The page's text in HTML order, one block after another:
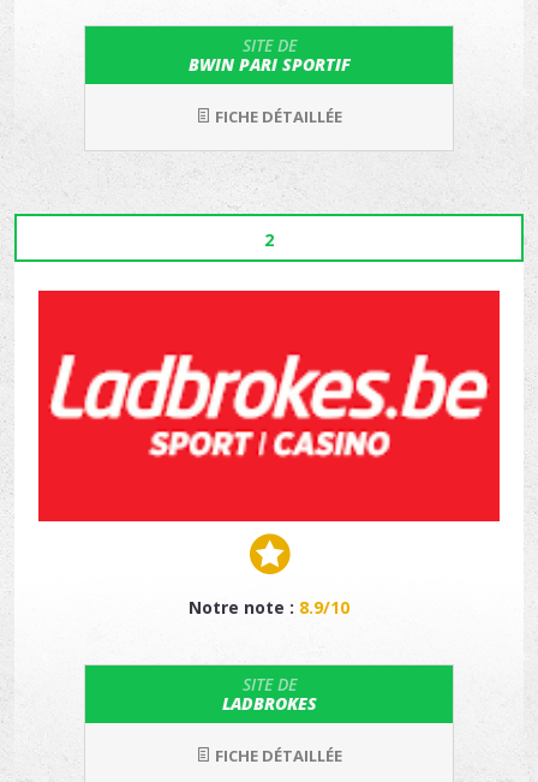
SITE DE
BWIN PARI SPORTIF
FICHE DÉTAILLÉE
2
Notre note : 8.9/10
SITE DE
LADBROKES
FICHE DÉTAILLÉE